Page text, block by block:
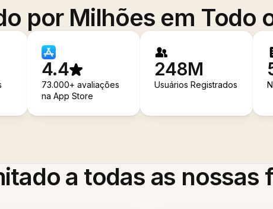
por Milhões em Todo
4.4
73.000+ avaliações
na App Store
248M
Usuários Registrados
a todas as nossas